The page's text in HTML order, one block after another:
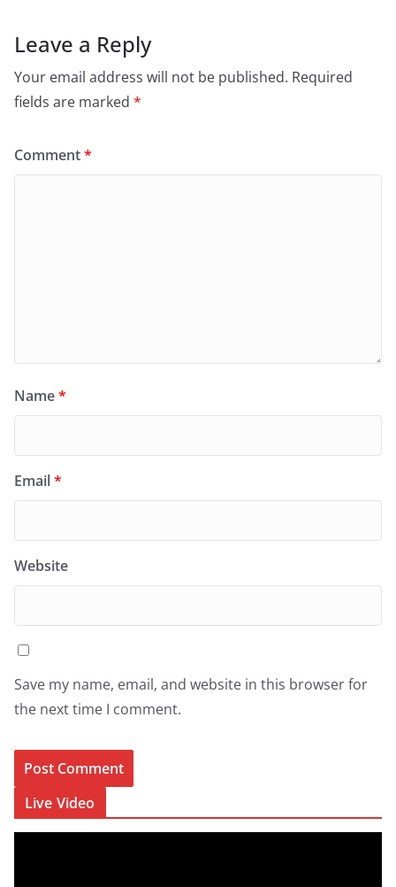
Leave a Reply
Your email address will not be published. Required
fields are marked *
Comment*
Name*
Email*
Website
Save my name, email, and website in this browser for
the next time I comment.
Live Video